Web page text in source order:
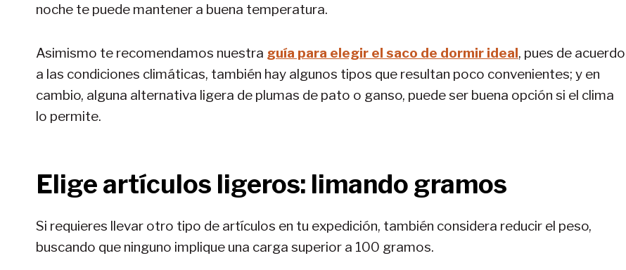
noche te puede mantener a buena temperatura.
Asimismo te recomendamos nuestra guía para elegir el saco de dormir ideal, pues de acuerdo
a las condiciones climáticas, también hay algunos tipos que resultan poco convenientes; y en
cambio, alguna alternativa ligera de plumas de pato o ganso, puede ser buena opción si el clima
lo permite.
Elige artículos ligeros: limando gramos
Si requieres llevar otro tipo de artículos en tu expedición, también considera reducir el peso,
buscando que ninguno implique una carga superior a 100 gramos.